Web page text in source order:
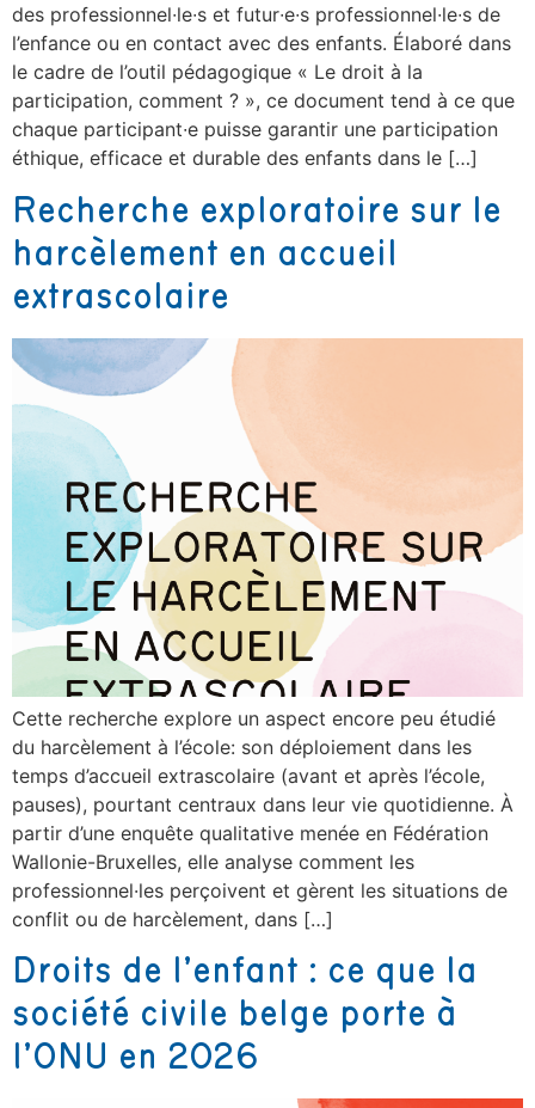
des professionnel∙le∙s et futur∙e∙s professionnel∙le∙s de
l’enfance ou en contact avec des enfants. Élaboré dans
le cadre de l’outil pédagogique « Le droit à la
participation, comment ? », ce document tend à ce que
chaque participant∙e puisse garantir une participation
éthique, efficace et durable des enfants dans le […]
Recherche exploratoire sur le
harcèlement en accueil
extrascolaire
Cette recherche explore un aspect encore peu étudié
du harcèlement à l’école: son déploiement dans les
temps d’accueil extrascolaire (avant et après l’école,
pauses), pourtant centraux dans leur vie quotidienne. À
partir d’une enquête qualitative menée en Fédération
Wallonie-Bruxelles, elle analyse comment les
professionnel·les perçoivent et gèrent les situations de
conflit ou de harcèlement, dans […]
Droits de l’enfant : ce que la
société civile belge porte à
l’ONU en 2026